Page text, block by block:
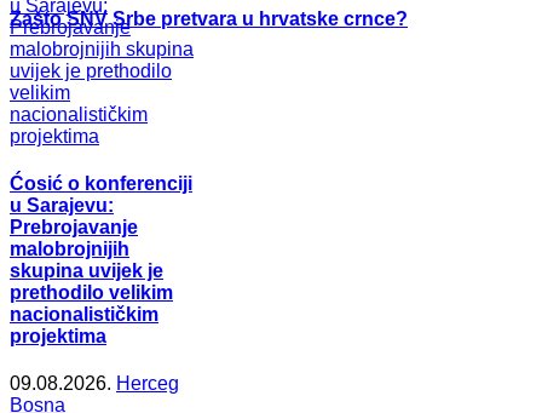
Zašto SNV Srbe pretvara u hrvatske crnce?
Ćosić o konferenciji
u Sarajevu:
Prebrojavanje
malobrojnijih
skupina uvijek je
prethodilo velikim
nacionalističkim
projektima
09.08.2026. Herceg
Bosna